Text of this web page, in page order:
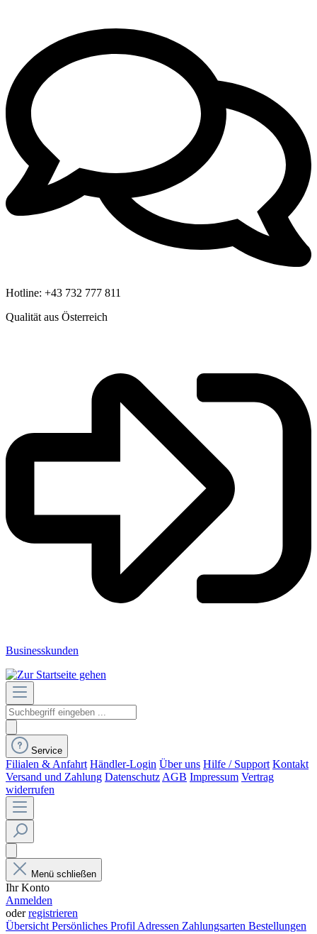
Hotline: +43 732 777 811
Qualität aus Österreich
Businesskunden
Service
Filialen & Anfahrt Händler-Login Über uns Hilfe / Support Kontakt
Versand und Zahlung Datenschutz AGB Impressum Vertrag
widerrufen
Menü schließen
Ihr Konto
Anmelden
oderregistrieren
Übersicht Persönliches Profil Adressen Zahlungsarten Bestellungen